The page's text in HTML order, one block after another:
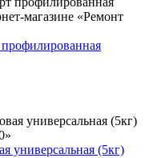
универсальная (5кг)